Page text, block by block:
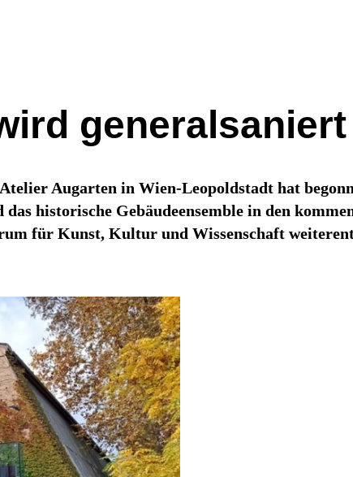
generalsaniert
Augarten in Wien-Leopoldstadt hat
historische Gebäudeensemble in den
für Kunst, Kultur und Wissenschaft